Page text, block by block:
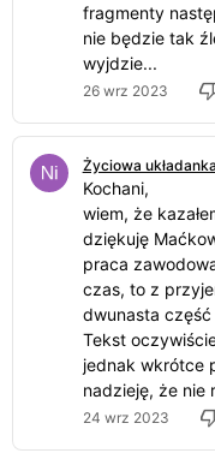
fragmenty
nie będzie tak
wyjdzie...
26 wrz 2023
Życiowa
Kochani,
wiem, że
dziękuję
praca
czas, to z
dwunasta część
Tekst
jednak wkrótce
nadzieję, że nie
24 wrz 2023